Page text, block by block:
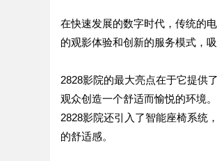
在快速发展的数字时代，传统的
的观影体验和创新的服务模式，
2828影院的最大亮点在于它提供
观众创造一个舒适而愉悦的环境
2828影院还引入了智能座椅系统
的舒适感。